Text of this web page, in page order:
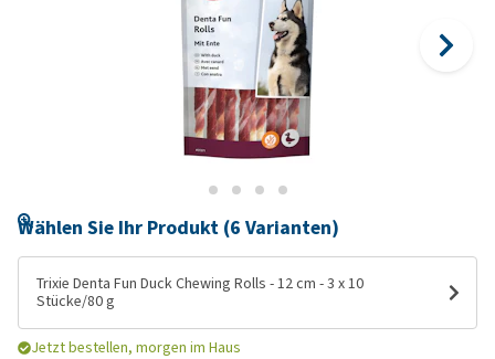
Wählen Sie Ihr Produkt (6 Varianten)
Trixie Denta Fun Duck Chewing Rolls - 12 cm - 3 x 10
Stücke/80 g
Jetzt bestellen, morgen im Haus